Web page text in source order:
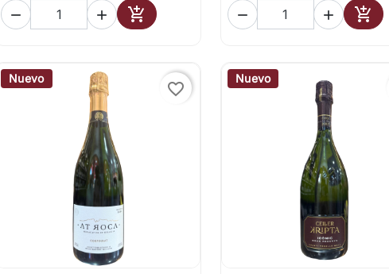
  
Añadir al carrito
  
Nuevo
favorite_border
Nuevo